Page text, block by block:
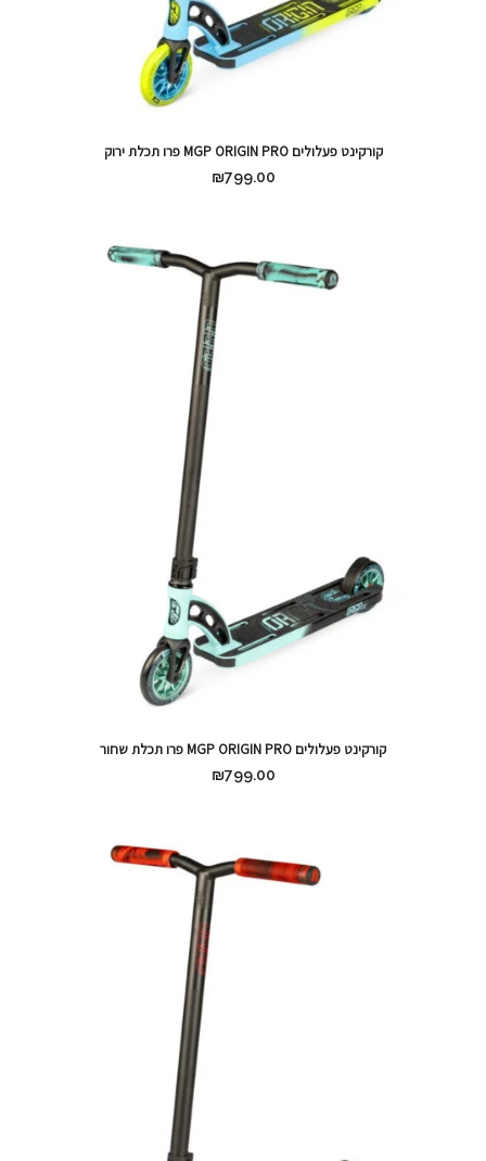
קורקינט פעלולים MGP ORIGIN PRO פרו תכלת ירוק
₪799.00
קורקינט פעלולים MGP ORIGIN PRO פרו תכלת שחור
₪799.00